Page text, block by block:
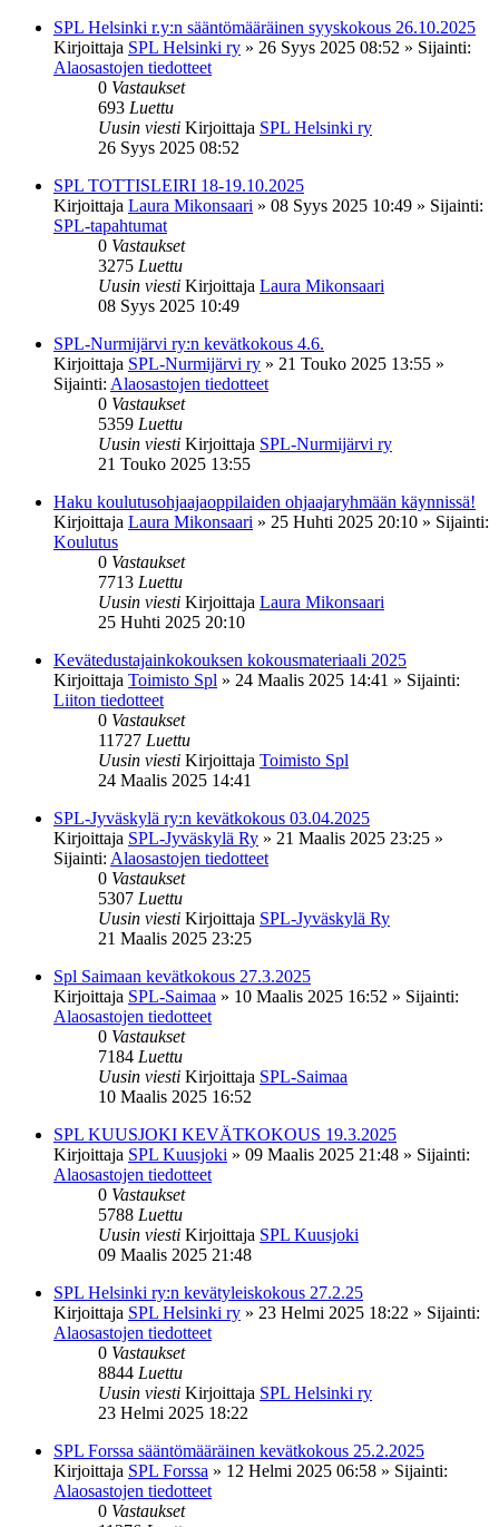
SPL Helsinki r.y:n sääntömääräinen syyskokous 26.10.2025
Kirjoittaja SPL Helsinki ry » 26 Syys 2025 08:52 » Sijainti:
Alaosastojen tiedotteet
0 Vastaukset
693 Luettu
Uusin viesti Kirjoittaja SPL Helsinki ry
26 Syys 2025 08:52
SPL TOTTISLEIRI 18-19.10.2025
Kirjoittaja Laura Mikonsaari » 08 Syys 2025 10:49 » Sijainti:
SPL-tapahtumat
0 Vastaukset
3275 Luettu
Uusin viesti Kirjoittaja Laura Mikonsaari
08 Syys 2025 10:49
SPL-Nurmijärvi ry:n kevätkokous 4.6.
Kirjoittaja SPL-Nurmijärvi ry » 21 Touko 2025 13:55 »
Sijainti: Alaosastojen tiedotteet
0 Vastaukset
5359 Luettu
Uusin viesti Kirjoittaja SPL-Nurmijärvi ry
21 Touko 2025 13:55
Haku koulutusohjaajaoppilaiden ohjaajaryhmään käynnissä!
Kirjoittaja Laura Mikonsaari » 25 Huhti 2025 20:10 » Sijainti:
Koulutus
0 Vastaukset
7713 Luettu
Uusin viesti Kirjoittaja Laura Mikonsaari
25 Huhti 2025 20:10
Kevätedustajainkokouksen kokousmateriaali 2025
Kirjoittaja Toimisto Spl » 24 Maalis 2025 14:41 » Sijainti:
Liiton tiedotteet
0 Vastaukset
11727 Luettu
Uusin viesti Kirjoittaja Toimisto Spl
24 Maalis 2025 14:41
SPL-Jyväskylä ry:n kevätkokous 03.04.2025
Kirjoittaja SPL-Jyväskylä Ry » 21 Maalis 2025 23:25 »
Sijainti: Alaosastojen tiedotteet
0 Vastaukset
5307 Luettu
Uusin viesti Kirjoittaja SPL-Jyväskylä Ry
21 Maalis 2025 23:25
Spl Saimaan kevätkokous 27.3.2025
Kirjoittaja SPL-Saimaa » 10 Maalis 2025 16:52 » Sijainti:
Alaosastojen tiedotteet
0 Vastaukset
7184 Luettu
Uusin viesti Kirjoittaja SPL-Saimaa
10 Maalis 2025 16:52
SPL KUUSJOKI KEVÄTKOKOUS 19.3.2025
Kirjoittaja SPL Kuusjoki » 09 Maalis 2025 21:48 » Sijainti:
Alaosastojen tiedotteet
0 Vastaukset
5788 Luettu
Uusin viesti Kirjoittaja SPL Kuusjoki
09 Maalis 2025 21:48
SPL Helsinki ry:n kevätyleiskokous 27.2.25
Kirjoittaja SPL Helsinki ry » 23 Helmi 2025 18:22 » Sijainti:
Alaosastojen tiedotteet
0 Vastaukset
8844 Luettu
Uusin viesti Kirjoittaja SPL Helsinki ry
23 Helmi 2025 18:22
SPL Forssa sääntömääräinen kevätkokous 25.2.2025
Kirjoittaja SPL Forssa » 12 Helmi 2025 06:58 » Sijainti:
Alaosastojen tiedotteet
0 Vastaukset